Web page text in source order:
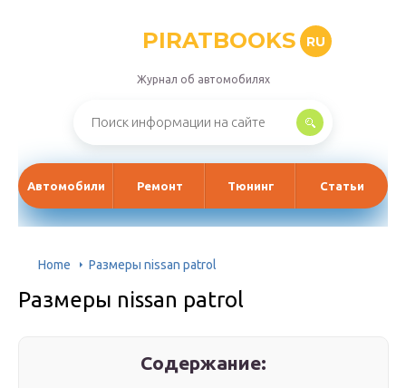
PIRATBOOKS RU
Журнал об автомобилях
Автомобили Ремонт Тюнинг Статьи
Home Размеры nissan patrol
Размеры nissan patrol
Содержание: